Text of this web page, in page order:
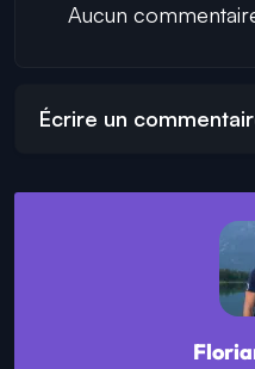
Aucun
Écrire un